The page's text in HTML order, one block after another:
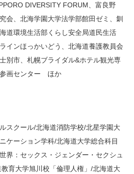
DIVERSITY FORUM、富良野
会、北海学園大学法学部館田ゼミ、釧
道環境生活部くらし安全局道民生活
インほっかいどう、北海道養護教員会
別市、札幌ブライダル&ホテル観光専
参画センター ほか
スクール/北海道消防学校/北星学園大
ケーション学科/北海道大学総合科目
界：セックス・ジェンダー・セクシュ
育大学旭川校「倫理人権」/北海道大